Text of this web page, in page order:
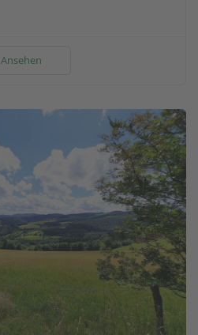
Ansehen